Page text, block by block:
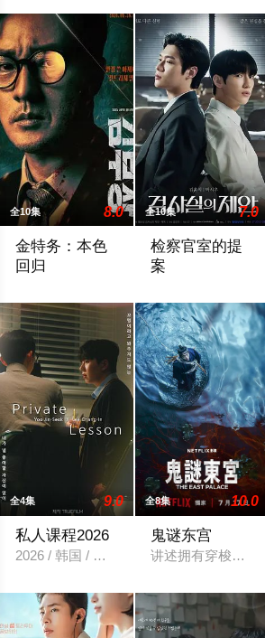
全10集 8.0
金特务：本色
回归
全10集 7.0
检察官室的提
案
全4集 9.0
私人课程2026
2026 / 韩国 / 短片,同性,韩国
全8集 10.0
鬼谜东宫
讲述拥有穿梭于灵